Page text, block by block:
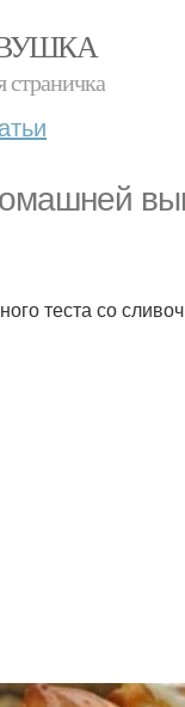
страничка
теста со